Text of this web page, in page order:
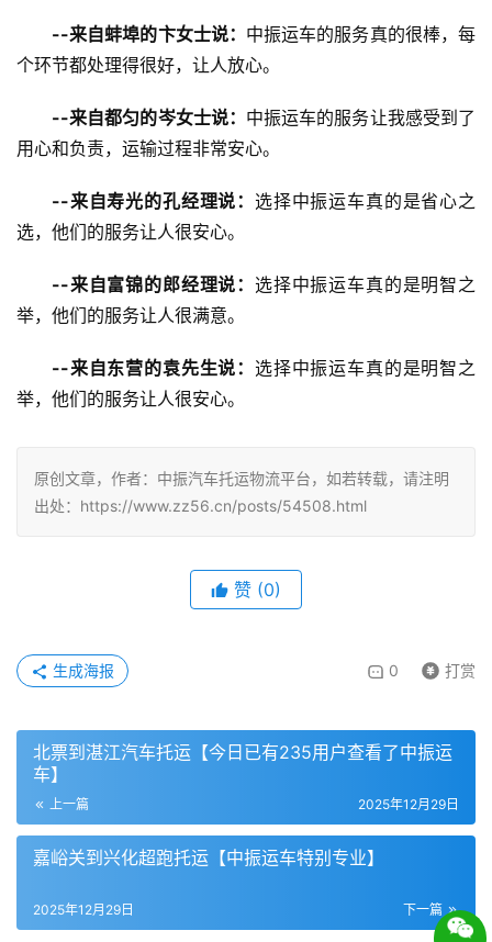
--来自蚌埠的卞女士说： 中振运车的服务真的很棒，每
个环节都处理得很好，让人放心。
--来自都匀的岑女士说： 中振运车的服务让我感受到了
用心和负责，运输过程非常安心。
--来自寿光的孔经理说： 选择中振运车真的是省心之
选，他们的服务让人很安心。
--来自富锦的郎经理说： 选择中振运车真的是明智之
举，他们的服务让人很满意。
--来自东营的袁先生说： 选择中振运车真的是明智之
举，他们的服务让人很安心。
原创文章，作者：中振汽车托运物流平台，如若转载，请注明
出处：https://www.zz56.cn/posts/54508.html
赞 (0)
0 打赏
生成海报
北票到湛江汽车托运【今日已有235用户查看了中振运
车】
上一篇 2025年12月29日
嘉峪关到兴化超跑托运【中振运车特别专业】
下一篇
2025年12月29日